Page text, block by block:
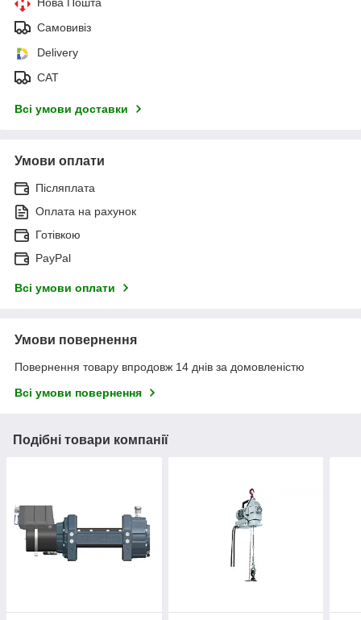
Самовивіз
Delivery
САТ
Всі умови доставки
Умови оплати
Післяплата
Оплата на рахунок
Готівкою
PayPal
Всі умови оплати
Умови повернення
Повернення товару впродовж 14 днів за домовленістю
Всі умови повернення
Подібні товари компанії